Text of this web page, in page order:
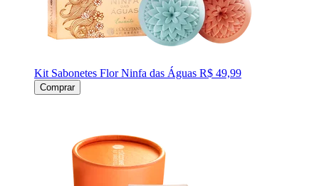
Kit Sabonetes Flor Ninfa das Águas R$ 49,99
Comprar